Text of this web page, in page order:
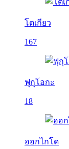
โตเกียว
167
ฟุกุโอกะ
18
ฮอกไกโด